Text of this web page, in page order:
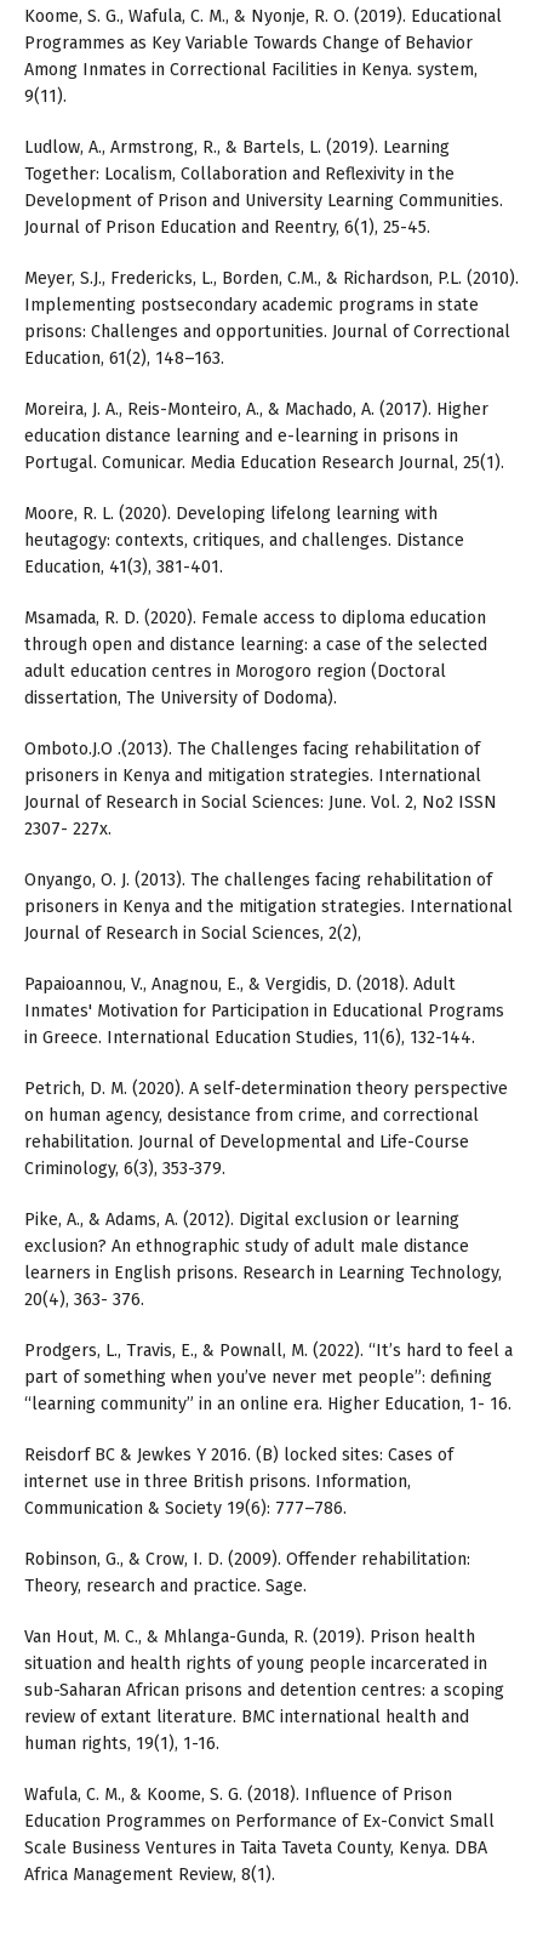
Koome, S. G., Wafula, C. M., & Nyonje, R. O. (2019). Educational
Programmes as Key Variable Towards Change of Behavior
Among Inmates in Correctional Facilities in Kenya. system,
9(11).
Ludlow, A., Armstrong, R., & Bartels, L. (2019). Learning
Together: Localism, Collaboration and Reflexivity in the
Development of Prison and University Learning Communities.
Journal of Prison Education and Reentry, 6(1), 25-45.
Meyer, S.J., Fredericks, L., Borden, C.M., & Richardson, P.L. (2010).
Implementing postsecondary academic programs in state
prisons: Challenges and opportunities. Journal of Correctional
Education, 61(2), 148–163.
Moreira, J. A., Reis-Monteiro, A., & Machado, A. (2017). Higher
education distance learning and e-learning in prisons in
Portugal. Comunicar. Media Education Research Journal, 25(1).
Moore, R. L. (2020). Developing lifelong learning with
heutagogy: contexts, critiques, and challenges. Distance
Education, 41(3), 381-401.
Msamada, R. D. (2020). Female access to diploma education
through open and distance learning: a case of the selected
adult education centres in Morogoro region (Doctoral
dissertation, The University of Dodoma).
Omboto.J.O .(2013). The Challenges facing rehabilitation of
prisoners in Kenya and mitigation strategies. International
Journal of Research in Social Sciences: June. Vol. 2, No2 ISSN
2307- 227x.
Onyango, O. J. (2013). The challenges facing rehabilitation of
prisoners in Kenya and the mitigation strategies. International
Journal of Research in Social Sciences, 2(2),
Papaioannou, V., Anagnou, E., & Vergidis, D. (2018). Adult
Inmates' Motivation for Participation in Educational Programs
in Greece. International Education Studies, 11(6), 132-144.
Petrich, D. M. (2020). A self-determination theory perspective
on human agency, desistance from crime, and correctional
rehabilitation. Journal of Developmental and Life-Course
Criminology, 6(3), 353-379.
Pike, A., & Adams, A. (2012). Digital exclusion or learning
exclusion? An ethnographic study of adult male distance
learners in English prisons. Research in Learning Technology,
20(4), 363- 376.
Prodgers, L., Travis, E., & Pownall, M. (2022). “It’s hard to feel a
part of something when you’ve never met people”: defining
“learning community” in an online era. Higher Education, 1- 16.
Reisdorf BC & Jewkes Y 2016. (B) locked sites: Cases of
internet use in three British prisons. Information,
Communication & Society 19(6): 777–786.
Robinson, G., & Crow, I. D. (2009). Offender rehabilitation:
Theory, research and practice. Sage.
Van Hout, M. C., & Mhlanga-Gunda, R. (2019). Prison health
situation and health rights of young people incarcerated in
sub-Saharan African prisons and detention centres: a scoping
review of extant literature. BMC international health and
human rights, 19(1), 1-16.
Wafula, C. M., & Koome, S. G. (2018). Influence of Prison
Education Programmes on Performance of Ex-Convict Small
Scale Business Ventures in Taita Taveta County, Kenya. DBA
Africa Management Review, 8(1).